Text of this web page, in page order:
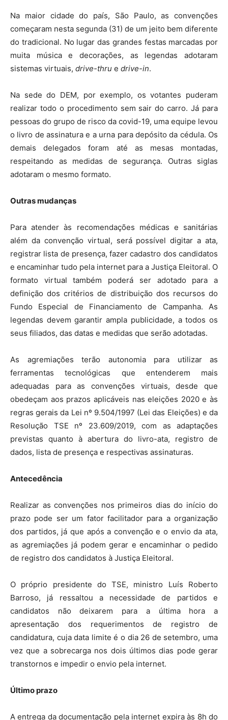
Na maior cidade do país, São Paulo, as convenções
começaram nesta segunda (31) de um jeito bem diferente
do tradicional. No lugar das grandes festas marcadas por
muita música e decorações, as legendas adotaram
sistemas virtuais, drive-thru e drive-in.
Na sede do DEM, por exemplo, os votantes puderam
realizar todo o procedimento sem sair do carro. Já para
pessoas do grupo de risco da covid-19, uma equipe levou
o livro de assinatura e a urna para depósito da cédula. Os
demais delegados foram até as mesas montadas,
respeitando as medidas de segurança. Outras siglas
adotaram o mesmo formato.
Outras mudanças
Para atender às recomendações médicas e sanitárias
além da convenção virtual, será possível digitar a ata,
registrar lista de presença, fazer cadastro dos candidatos
e encaminhar tudo pela internet para a Justiça Eleitoral. O
formato virtual também poderá ser adotado para a
definição dos critérios de distribuição dos recursos do
Fundo Especial de Financiamento de Campanha. As
legendas devem garantir ampla publicidade, a todos os
seus filiados, das datas e medidas que serão adotadas.
As agremiações terão autonomia para utilizar as
ferramentas tecnológicas que entenderem mais
adequadas para as convenções virtuais, desde que
obedeçam aos prazos aplicáveis nas eleições 2020 e às
regras gerais da Lei nº 9.504/1997 (Lei das Eleições) e da
Resolução TSE nº 23.609/2019, com as adaptações
previstas quanto à abertura do livro-ata, registro de
dados, lista de presença e respectivas assinaturas.
Antecedência
Realizar as convenções nos primeiros dias do início do
prazo pode ser um fator facilitador para a organização
dos partidos, já que após a convenção e o envio da ata,
as agremiações já podem gerar e encaminhar o pedido
de registro dos candidatos à Justiça Eleitoral.
O próprio presidente do TSE, ministro Luís Roberto
Barroso, já ressaltou a necessidade de partidos e
candidatos não deixarem para a última hora a
apresentação dos requerimentos de registro de
candidatura, cuja data limite é o dia 26 de setembro, uma
vez que a sobrecarga nos dois últimos dias pode gerar
transtornos e impedir o envio pela internet.
Último prazo
A entrega da documentação pela internet expira às 8h do